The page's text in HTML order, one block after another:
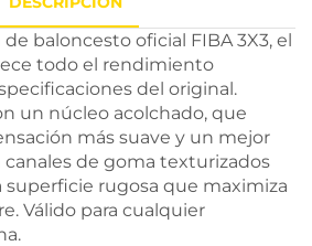
baloncesto oficial FIBA 3X3, el
todo el rendimiento
del original.
un núcleo acolchado, que
más suave y un mejor
canales de goma texturizados
superficie rugosa que maximiza
Válido para cualquier